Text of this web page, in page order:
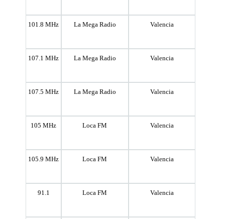
101.8 MHz La Mega Radio Valencia
107.1 MHz La Mega Radio Valencia
107.5 MHz La Mega Radio Valencia
105 MHz Loca FM Valencia
105.9 MHz Loca FM Valencia
91.1 Loca FM Valencia